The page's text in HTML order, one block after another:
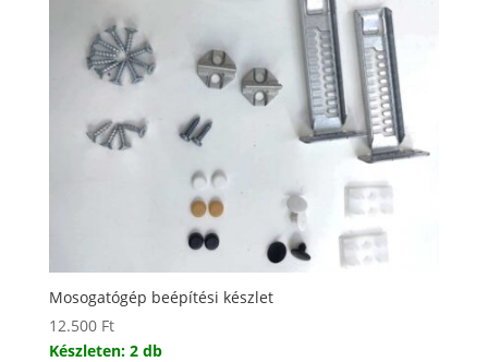
Mosogatógép beépítési készlet
12.500 Ft
Készleten: 2 db